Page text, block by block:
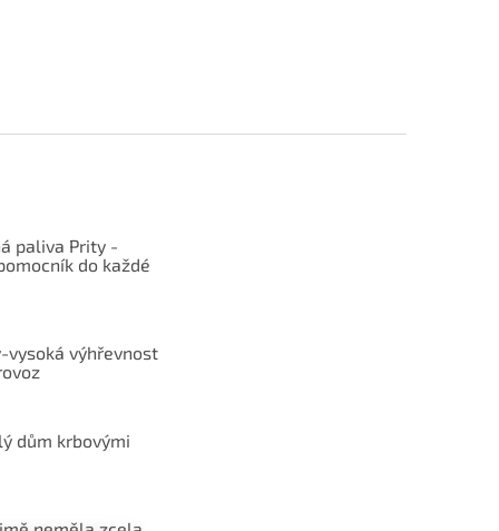
paliva Prity -
do každé
vysoká výhřevnost
dům krbovými